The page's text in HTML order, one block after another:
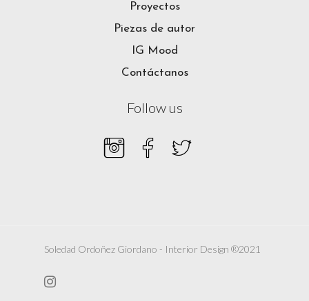
Proyectos
Piezas de autor
IG Mood
Contáctanos
Follow us
Soledad Ordoñez Giordano - Interior Design ®2021